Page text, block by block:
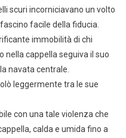
scuri incorniciavano un volto
facile della fiducia.
immobilità di chi
nella cappella seguiva il suo
navata centrale.
leggermente tra le sue
con una tale violenza che
calda e umida fino a